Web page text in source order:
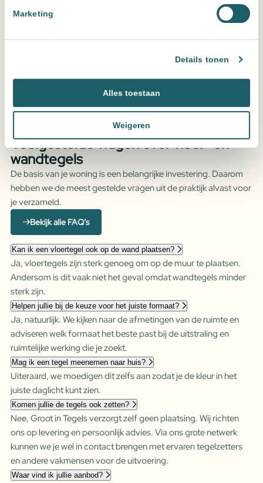
Marketing
Details tonen
Alles toestaan
Weigeren
We zien je graag in een van onze
beoordelen? In onze vestigingen in Cuijk en Oss staan we klaar
neemt voor jouw woning.
Vrijblijvend kennismaken
Veelgestelde vragen over vloer- en
wandtegels
De basis van je woning is een belangrijke investering. Daarom
hebben we de meest gestelde vragen uit de praktijk alvast voor
je verzameld.
Bekijk alle FAQ’s
Kan ik een vloertegel ook op de wand plaatsen?
Ja, vloertegels zijn sterk genoeg om op de muur te plaatsen.
Andersom is dit vaak niet het geval omdat wandtegels minder
sterk zijn.
Helpen jullie bij de keuze voor het juiste formaat?
Ja, natuurlijk. We kijken naar de afmetingen van de ruimte en
adviseren welk formaat het beste past bij de uitstraling en
ruimtelijke werking die je zoekt.
Mag ik een tegel meenemen naar huis?
Uiteraard, we moedigen dit zelfs aan zodat je de kleur in het
juiste daglicht kunt zien.
Komen jullie de tegels ook zetten?
Nee, Groot in Tegels verzorgt zelf geen plaatsing. Wij richten
ons op levering en persoonlijk advies. Via ons grote netwerk
kunnen we je wel in contact brengen met ervaren tegelzetters
en andere vakmensen voor de uitvoering.
Waar vind ik jullie aanbod?